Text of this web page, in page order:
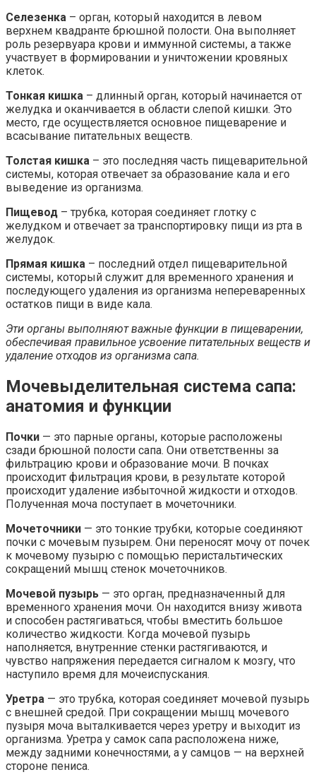
Селезенка – орган, который находится в левом
верхнем квадранте брюшной полости. Она выполняет
роль резервуара крови и иммунной системы, а также
участвует в формировании и уничтожении кровяных
клеток.
Тонкая кишка – длинный орган, который начинается от
желудка и оканчивается в области слепой кишки. Это
место, где осуществляется основное пищеварение и
всасывание питательных веществ.
Толстая кишка – это последняя часть пищеварительной
системы, которая отвечает за образование кала и его
выведение из организма.
Пищевод – трубка, которая соединяет глотку с
желудком и отвечает за транспортировку пищи из рта в
желудок.
Прямая кишка – последний отдел пищеварительной
системы, который служит для временного хранения и
последующего удаления из организма непереваренных
остатков пищи в виде кала.
Эти органы выполняют важные функции в пищеварении,
обеспечивая правильное усвоение питательных веществ и
удаление отходов из организма сапа.
Мочевыделительная система сапа:
анатомия и функции
Почки — это парные органы, которые расположены
сзади брюшной полости сапа. Они ответственны за
фильтрацию крови и образование мочи. В почках
происходит фильтрация крови, в результате которой
происходит удаление избыточной жидкости и отходов.
Полученная моча поступает в мочеточники.
Мочеточники — это тонкие трубки, которые соединяют
почки с мочевым пузырем. Они переносят мочу от почек
к мочевому пузырю с помощью перистальтических
сокращений мышц стенок мочеточников.
Мочевой пузырь — это орган, предназначенный для
временного хранения мочи. Он находится внизу живота
и способен растягиваться, чтобы вместить большое
количество жидкости. Когда мочевой пузырь
наполняется, внутренние стенки растягиваются, и
чувство напряжения передается сигналом к мозгу, что
наступило время для мочеиспускания.
Уретра — это трубка, которая соединяет мочевой пузырь
с внешней средой. При сокращении мышц мочевого
пузыря моча выталкивается через уретру и выходит из
организма. Уретра у самок сапа расположена ниже,
между задними конечностями, а у самцов — на верхней
стороне пениса.